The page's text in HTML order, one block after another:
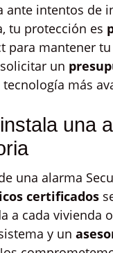
ante intentos de
tu protección es
para mantener
un
más
una
una alarma
certificados
a cada vivienda
y un